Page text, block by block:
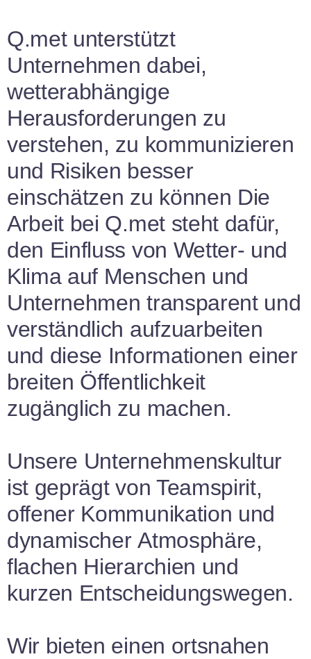
Q.met unterstützt
Unternehmen dabei,
wetterabhängige
Herausforderungen zu
verstehen, zu kommunizieren
und Risiken besser
einschätzen zu können Die
Arbeit bei Q.met steht dafür,
den Einfluss von Wetter- und
Klima auf Menschen und
Unternehmen transparent und
verständlich aufzuarbeiten
und diese Informationen einer
breiten Öffentlichkeit
zugänglich zu machen.
Unsere Unternehmenskultur
ist geprägt von Teamspirit,
offener Kommunikation und
dynamischer Atmosphäre,
flachen Hierarchien und
kurzen Entscheidungswegen.
Wir bieten einen ortsnahen